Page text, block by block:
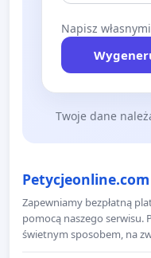
Napisz
Twoje dane
Petycjeonline.com
Zapewniamy bezpłatną
pomocą naszego serwisu.
świetnym sposobem, na